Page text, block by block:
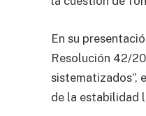
En su
Resolución 42/
sistematizados”,
de la estabilidad